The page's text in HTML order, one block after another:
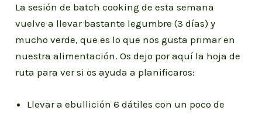
La sesión de batch cooking de esta semana
vuelve a llevar bastante legumbre (3 días) y
mucho verde, que es lo que nos gusta primar en
nuestra alimentación. Os dejo por aquí la hoja de
ruta para ver si os ayuda a planificaros:
Llevar a ebullición 6 dátiles con un poco de